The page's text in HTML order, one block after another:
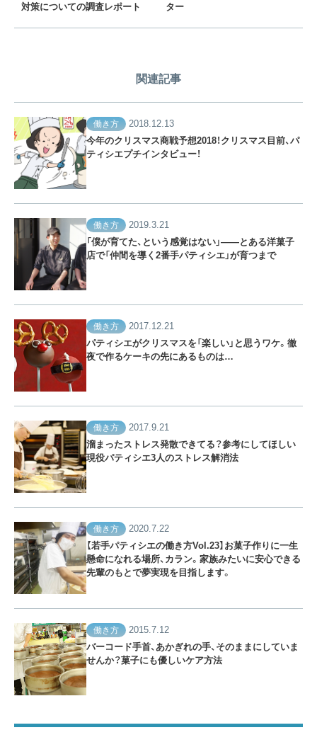
対策についての調査レポート
ター
関連記事
働き方
2018.12.13
今年のクリスマス商戦予想2018！クリスマス目前、パ
ティシエプチインタビュー！
働き方
2019.3.21
「僕が育てた、という感覚はない」——とある洋菓子
店で「仲間を導く2番手パティシエ」が育つまで
働き方
2017.12.21
パティシエがクリスマスを「楽しい」と思うワケ。徹
夜で作るケーキの先にあるものは…
働き方
2017.9.21
溜まったストレス発散できてる？参考にしてほしい
現役パティシエ3人のストレス解消法
働き方
2020.7.22
【若手パティシエの働き方Vol.23】お菓子作りに一生
懸命になれる場所、カラン。家族みたいに安心できる
先輩のもとで夢実現を目指します。
働き方
2015.7.12
バーコード手首、あかぎれの手、そのままにしていま
せんか？菓子にも優しいケア方法